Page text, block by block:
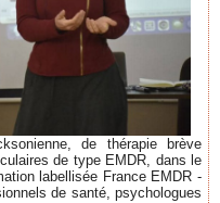
de thérapie brève
de type EMDR, dans le
labellisée France EMDR -
de santé, psychologues